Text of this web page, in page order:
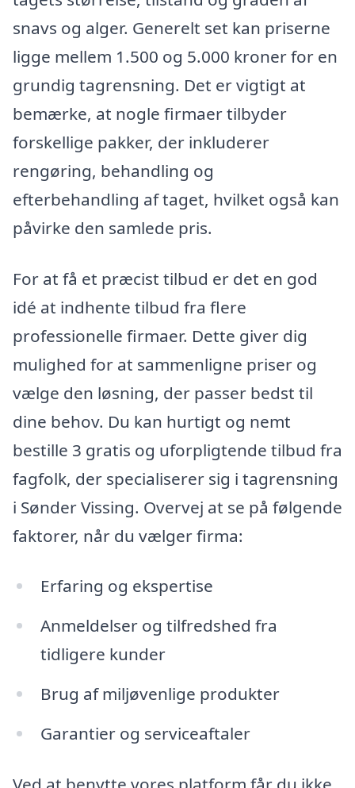
snavs og alger. Generelt set kan priserne
ligge mellem 1.500 og 5.000 kroner for en
grundig tagrensning. Det er vigtigt at
bemærke, at nogle firmaer tilbyder
forskellige pakker, der inkluderer
rengøring, behandling og
efterbehandling af taget, hvilket også kan
påvirke den samlede pris.
For at få et præcist tilbud er det en god
idé at indhente tilbud fra flere
professionelle firmaer. Dette giver dig
mulighed for at sammenligne priser og
vælge den løsning, der passer bedst til
dine behov. Du kan hurtigt og nemt
bestille 3 gratis og uforpligtende tilbud fra
fagfolk, der specialiserer sig i tagrensning
i Sønder Vissing. Overvej at se på følgende
faktorer, når du vælger firma:
Erfaring og ekspertise
Anmeldelser og tilfredshed fra
tidligere kunder
Brug af miljøvenlige produkter
Garantier og serviceaftaler